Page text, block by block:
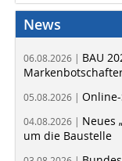
News
06.08.2026 | BAU
05.08.2026 |
04.08.2026 | Neues
um die Baustelle